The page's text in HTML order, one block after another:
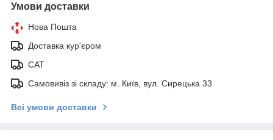
Умови доставки
Нова Пошта
Доставка кур'єром
САТ
Самовивіз зі складу: м. Київ, вул. Сирецька 33
Всі умови доставки